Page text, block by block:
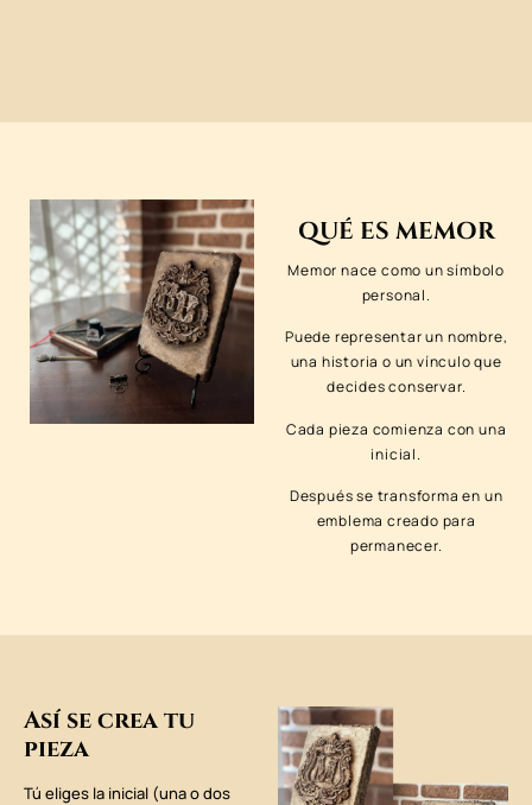
QUÉ ES MEMOR
Memor nace como un símbolo
personal.
Puede representar un nombre,
una historia o un vínculo que
decides conservar.
Cada pieza comienza con una
inicial.
Después se transforma en un
emblema creado para
permanecer.
Así se crea tu
pieza
Tú eliges la inicial (una o dos